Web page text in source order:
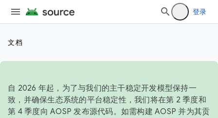
登录
文档
自 2026 年起，为了与我们的主干稳定开发模型保持一
致，并确保生态系统的平台稳定性，我们将在第 2 季度和
第 4 季度向 AOSP 发布源代码。如需构建 AOSP 并为其贡